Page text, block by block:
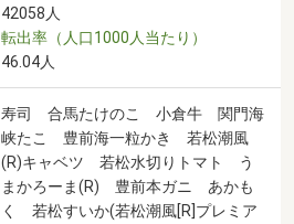
42058人
転出率（人口1000人当たり）
46.04人
寿司 合馬たけのこ 小倉牛 関門海
峡たこ 豊前海一粒かき 若松潮風
(R)キャベツ 若松水切りトマト う
まかろーま(R) 豊前本ガニ あかも
く 若松すいか(若松潮風[R]プレミア